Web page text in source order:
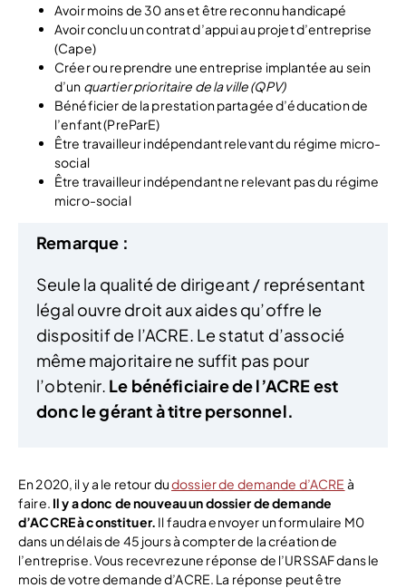
Avoir moins de 30 ans et être reconnu handicapé
Avoir conclu un contrat d’appui au projet d’entreprise
(Cape)
Créer ou reprendre une entreprise implantée au sein
d’un quartier prioritaire de la ville (QPV)
Bénéficier de la prestation partagée d’éducation de
l’enfant (PreParE)
Être travailleur indépendant relevant du régime micro-
social
Être travailleur indépendant ne relevant pas du régime
micro-social
Remarque :
Seule la qualité de dirigeant / représentant
légal ouvre droit aux aides qu’offre le
dispositif de l’ACRE. Le statut d’associé
même majoritaire ne suffit pas pour
l’obtenir. Le bénéficiaire de l’ACRE est
donc le gérant à titre personnel.
En 2020, il y a le retour dudossier de demande d’ACRE à
faire. Il y a donc de nouveau un dossier de demande
d’ACCRE à constituer. Il faudra envoyer un formulaire M0
dans un délais de 45 jours à compter de la création de
l’entreprise. Vous recevrez une réponse de l’URSSAF dans le
mois de votre demande d’ACRE. La réponse peut être